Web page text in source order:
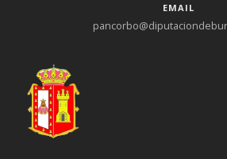
EMAIL